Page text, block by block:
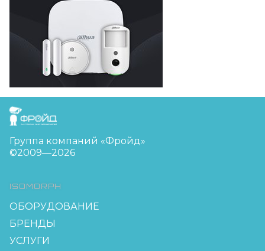
FreudGroup
Группа компаний «Фройд»
©2009—2026
ISOMORPH
ОБОРУДОВАНИЕ
БРЕНДЫ
УСЛУГИ